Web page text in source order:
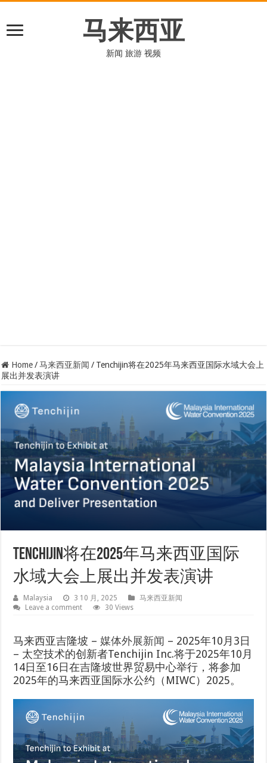
马来西亚
新闻 旅游 视频
Home / 马来西亚新闻 / Tenchijin将在2025年马来西亚国际水域大会上
展出并发表演讲
Tenchijin将在2025年马来西亚国际
水域大会上展出并发表演讲
Malaysia 3 10 月, 2025
马来西亚新闻
Leave a comment
30 Views
马来西亚吉隆坡 –媒体外展新闻 – 2025年10月3日
– 太空技术的创新者Tenchijin Inc.将于2025年10月
14日至16日在吉隆坡世界贸易中心举行，将参加
2025年的马来西亚国际水公约（MIWC）2025。